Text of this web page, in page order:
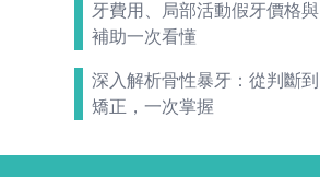
牙費用、局部活動假牙價格與
補助一次看懂
深入解析骨性暴牙：從判斷到
矯正，一次掌握